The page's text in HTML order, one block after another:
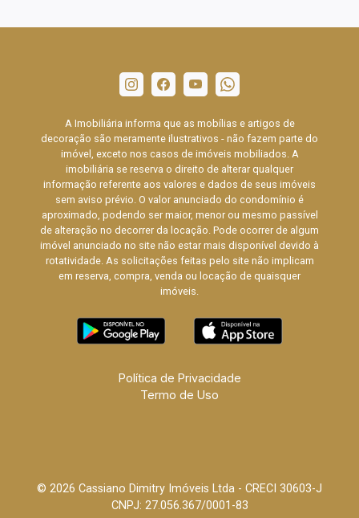
A Imobiliária informa que as mobílias e artigos de
decoração são meramente ilustrativos - não fazem parte do
imóvel, exceto nos casos de imóveis mobiliados. A
imobiliária se reserva o direito de alterar qualquer
informação referente aos valores e dados de seus imóveis
sem aviso prévio. O valor anunciado do condomínio é
aproximado, podendo ser maior, menor ou mesmo passível
de alteração no decorrer da locação. Pode ocorrer de algum
imóvel anunciado no site não estar mais disponível devido à
rotatividade. As solicitações feitas pelo site não implicam
em reserva, compra, venda ou locação de quaisquer
imóveis.
Política de Privacidade
Termo de Uso
© 2026 Cassiano Dimitry Imóveis Ltda - CRECI 30603-J
CNPJ: 27.056.367/0001-83